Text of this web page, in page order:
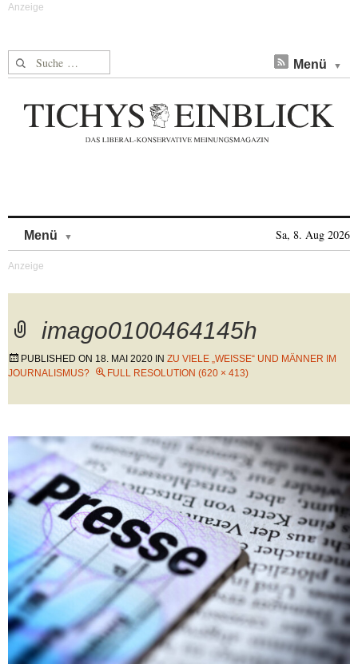
Suche nach: Menü
Menü Sa, 8. Aug 2026
imago0100464145h
PUBLISHED ON 18. MAI 2020 IN ZU VIELE „WEISSE“ UND MÄNNER IM J
OURNALISMUS?
FULL RESOLUTION (620 × 413)